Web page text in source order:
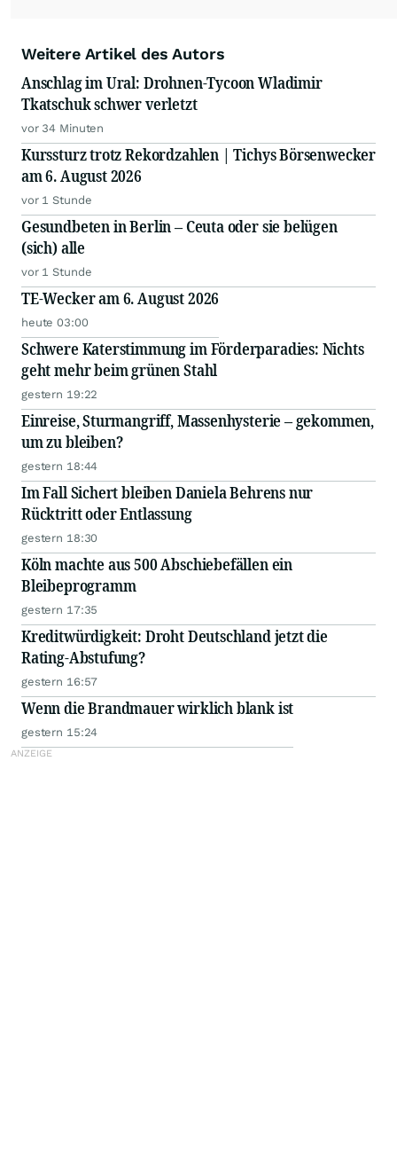
Weitere Artikel des Autors
Anschlag im Ural: Drohnen-Tycoon Wladimir
Tkatschuk schwer verletzt
vor 34 Minuten
Kurssturz trotz Rekordzahlen | Tichys Börsenwecker
am 6. August 2026
vor 1 Stunde
Gesundbeten in Berlin – Ceuta oder sie belügen
(sich) alle
vor 1 Stunde
TE-Wecker am 6. August 2026
heute 03:00
Schwere Katerstimmung im Förderparadies: Nichts
geht mehr beim grünen Stahl
gestern 19:22
Einreise, Sturmangriff, Massenhysterie – gekommen,
um zu bleiben?
gestern 18:44
Im Fall Sichert bleiben Daniela Behrens nur
Rücktritt oder Entlassung
gestern 18:30
Köln machte aus 500 Abschiebefällen ein
Bleibeprogramm
gestern 17:35
Kreditwürdigkeit: Droht Deutschland jetzt die
Rating-Abstufung?
gestern 16:57
Wenn die Brandmauer wirklich blank ist
gestern 15:24